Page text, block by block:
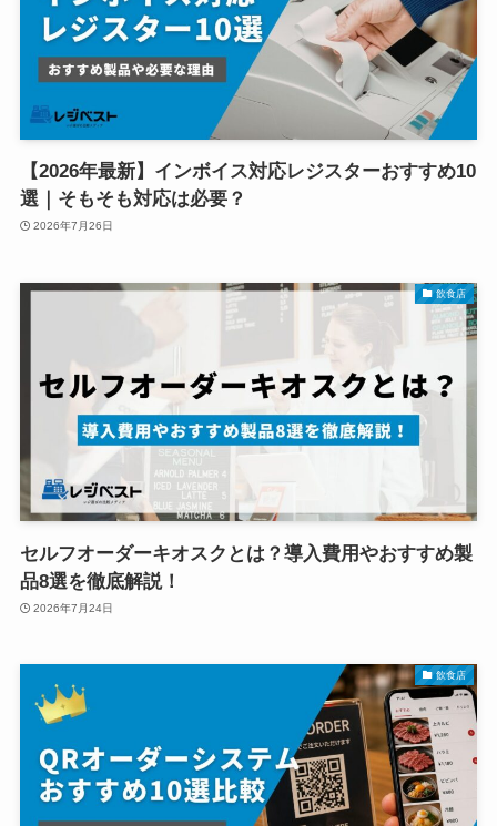
【2026年最新】インボイス対応レジスターおすすめ10
選｜そもそも対応は必要？
2026年7月26日
飲食店
セルフオーダーキオスクとは？導入費用やおすすめ製
品8選を徹底解説！
2026年7月24日
飲食店